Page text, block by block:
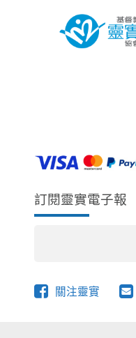
訂閱靈實電子報
關注靈實